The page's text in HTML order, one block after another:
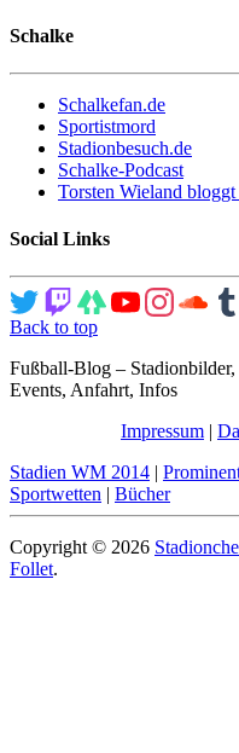
Schalke
Schalkefan.de
Sportistmord
Stadionbesuch.de
Schalke-Podcast
Torsten Wieland
Social Links
Back to top
Fußball-Blog –
Events, Anfahrt, Infos
Impressum |
Stadien WM 2014 |
Sportwetten | Bücher
Copyright © 2026
Follet.